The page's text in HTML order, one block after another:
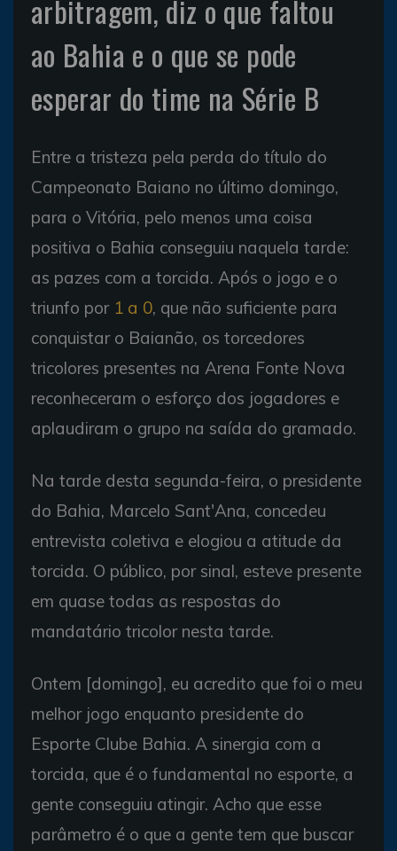
arbitragem, diz o que faltou
ao Bahia e o que se pode
esperar do time na Série B
Entre a tristeza pela perda do título do
Campeonato Baiano no último domingo,
para o Vitória, pelo menos uma coisa
positiva o Bahia conseguiu naquela tarde:
as pazes com a torcida. Após o jogo e o
triunfo por 1 a 0, que não suficiente para
conquistar o Baianão, os torcedores
tricolores presentes na Arena Fonte Nova
reconheceram o esforço dos jogadores e
aplaudiram o grupo na saída do gramado.
Na tarde desta segunda-feira, o presidente
do Bahia, Marcelo Sant'Ana, concedeu
entrevista coletiva e elogiou a atitude da
torcida. O público, por sinal, esteve presente
em quase todas as respostas do
mandatário tricolor nesta tarde.
Ontem [domingo], eu acredito que foi o meu
melhor jogo enquanto presidente do
Esporte Clube Bahia. A sinergia com a
torcida, que é o fundamental no esporte, a
gente conseguiu atingir. Acho que esse
parâmetro é o que a gente tem que buscar